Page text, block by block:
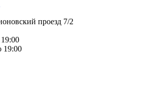
проезд 7/2
19:00